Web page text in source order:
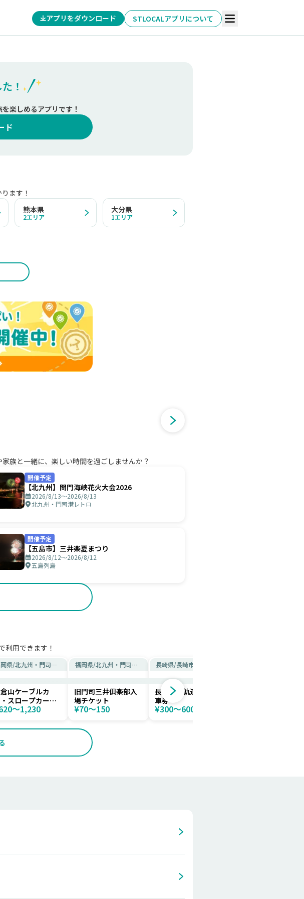
アプリをダウンロード STLOCALアプリについて
！
楽しめるアプリです！
ド
ます！
熊本県
2エリア
大分県
1エリア
族と一緒に、楽しい時間を過ごしませんか？
開催予定
【北九州】関門海峡花火大会2026
2026/8/13〜2026/8/13
北九州・門司港レトロ
開催予定
【五島市】三井楽夏まつり
2026/8/12〜2026/8/12
五島列島
利用できます！
県/北九州・門司港
山ケーブルカ
スロープカー往
し券
〜1,230
福岡県/北九州・門司港
旧門司三井俱楽部入
場チケット
¥70〜150
長崎県/長崎市周辺
長崎電気軌道一日乗
車券
¥300〜600